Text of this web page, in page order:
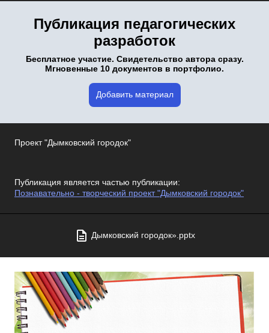
Публикация педагогических
разработок
Бесплатное участие. Свидетельство автора сразу.
Мгновенные 10 документов в портфолио.
Добавить материал
Проект "Дымковский городок"
Публикация является частью публикации:
Познавательно - творческий проект "Дымковский городок"
Дымковский городок».pptx